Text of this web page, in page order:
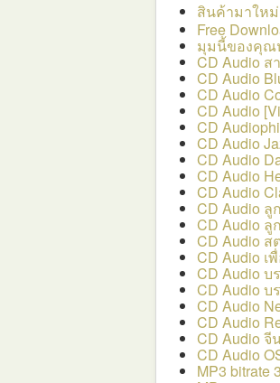
สินค้ามาใหม่
Free
มุมนี้ของคุ
CD Audio ส
CD Audio
CD Audio
CD Audio
CD
CD Audio
CD Audio
CD Audio
CD Audio
CD Audio ลู
CD Audio ลู
CD Audio ส
CD Audio เ
CD Audio บ
CD Audio บ
CD Audio
CD Audio
CD Audio จี
CD Audio
MP3 bitrate